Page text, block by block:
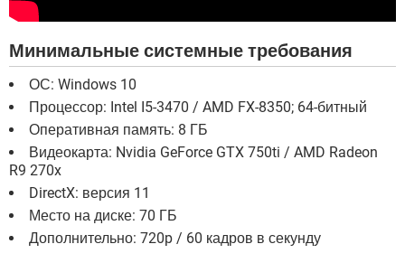
Минимальные системные требования
ОС: Windows 10
Процессор: Intel I5-3470 / AMD FX-8350; 64-битный
Оперативная память: 8 ГБ
Видеокарта: Nvidia GeForce GTX 750ti / AMD Radeon
R9 270x
DirectX: версия 11
Место на диске: 70 ГБ
Дополнительно: 720p / 60 кадров в секунду